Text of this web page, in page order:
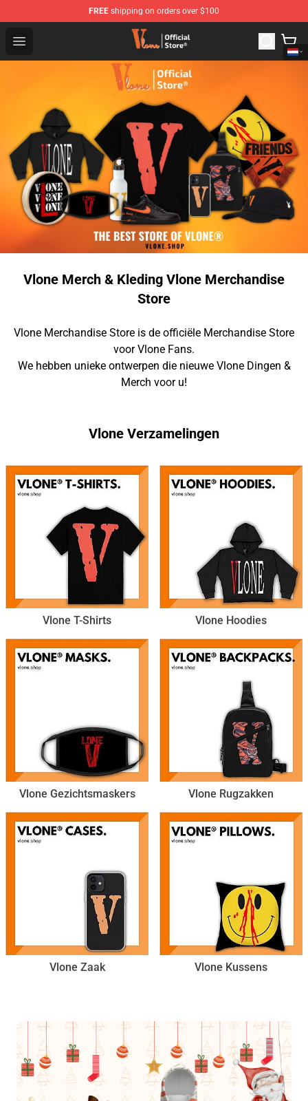
FREE shipping on orders over $100
Open menu
Vlone Shop - Official Vlone Merchandise Store
Vlone Merch & Kleding Vlone Merchandise
Store
Vlone Merchandise Store is de officiële Merchandise Store
voor Vlone Fans.
We hebben unieke ontwerpen die nieuwe Vlone Dingen &
Merch voor u!
Vlone Verzamelingen
Vlone T-Shirts Vlone Hoodies
Vlone Gezichtsmaskers Vlone Rugzakken
Vlone Zaak Vlone Kussens